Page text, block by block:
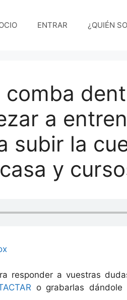
ENTRAR ¿QUIÉN
a
subir la
y
responder a vuestras
o grabarlas